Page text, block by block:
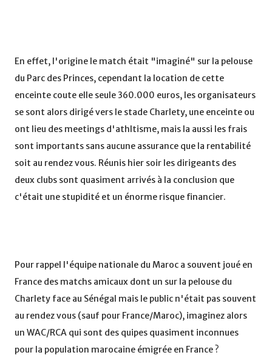
En effet, l'origine le match était "imaginé" sur la pelouse
du Parc des Princes, cependant la location de cette
enceinte coute elle seule 360.000 euros, les organisateurs
se sont alors dirigé vers le stade Charlety, une enceinte ou
ont lieu des meetings d'athltisme, mais la aussi les frais
sont importants sans aucune assurance que la rentabilité
soit au rendez vous. Réunis hier soir les dirigeants des
deux clubs sont quasiment arrivés à la conclusion que
c'était une stupidité et un énorme risque financier.
Pour rappel l'équipe nationale du Maroc a souvent joué en
France des matchs amicaux dont un sur la pelouse du
Charlety face au Sénégal mais le public n'était pas souvent
au rendez vous (sauf pour France/Maroc), imaginez alors
un WAC/RCA qui sont des quipes quasiment inconnues
pour la population marocaine émigrée en France ?